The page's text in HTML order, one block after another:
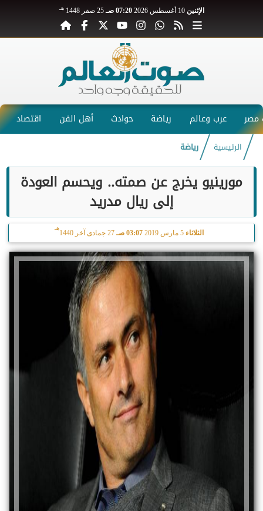
الإثنين 10 أغسطس 2026 07:20 صـ 25 صفر 1448 هـ
عرب وعالم رياضة حوادث أهل الفن اقتصاد
الرئيسية رياضة
مورينيو يخرج عن صمته.. ويحسم العودة
إلى ريال مدريد
الثلاثاء 03:07 صـ 27 جمادى آخر 1440
هـ